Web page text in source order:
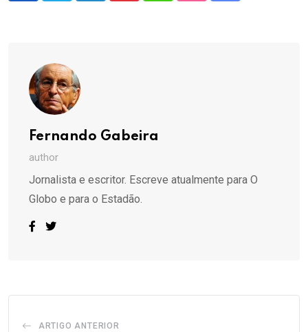
Fernando Gabeira
author
Jornalista e escritor. Escreve atualmente para O
Globo e para o Estadão.
ARTIGO ANTERIOR